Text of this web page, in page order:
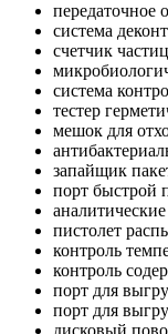
передаточное
система
счетчик
система
тестер
мешок для
запайщик
порт быстрой
пистолет
контроль
контроль
порт для
порт для